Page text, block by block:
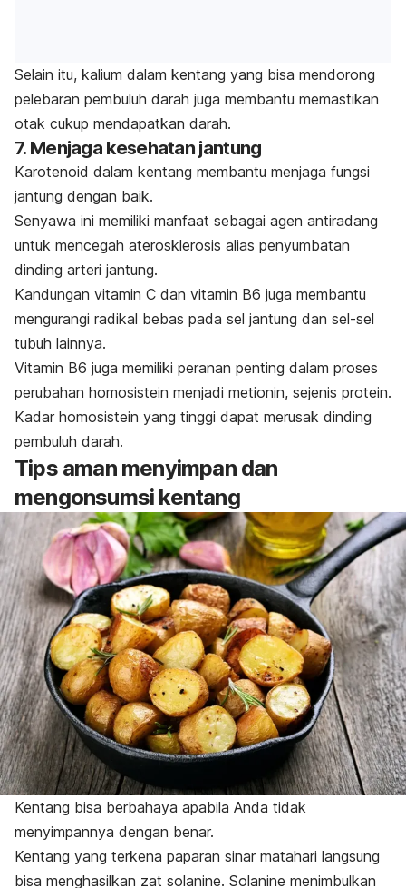
Selain itu, kalium dalam kentang yang bisa mendorong
pelebaran pembuluh darah juga membantu memastikan
otak cukup mendapatkan darah.
7. Menjaga kesehatan jantung
Karotenoid dalam kentang membantu menjaga fungsi
jantung dengan baik.
Senyawa ini memiliki manfaat sebagai agen antiradang
untuk mencegah aterosklerosis alias penyumbatan
dinding arteri jantung.
Kandungan vitamin C dan vitamin B6 juga membantu
mengurangi radikal bebas pada sel jantung dan sel-sel
tubuh lainnya.
Vitamin B6 juga memiliki peranan penting dalam proses
perubahan homosistein menjadi metionin, sejenis protein.
Kadar homosistein yang tinggi dapat merusak dinding
pembuluh darah.
Tips aman menyimpan dan
mengonsumsi kentang
Kentang bisa berbahaya apabila Anda tidak
menyimpannya dengan benar.
Kentang yang terkena paparan sinar matahari langsung
bisa menghasilkan zat solanine. Solanine menimbulkan